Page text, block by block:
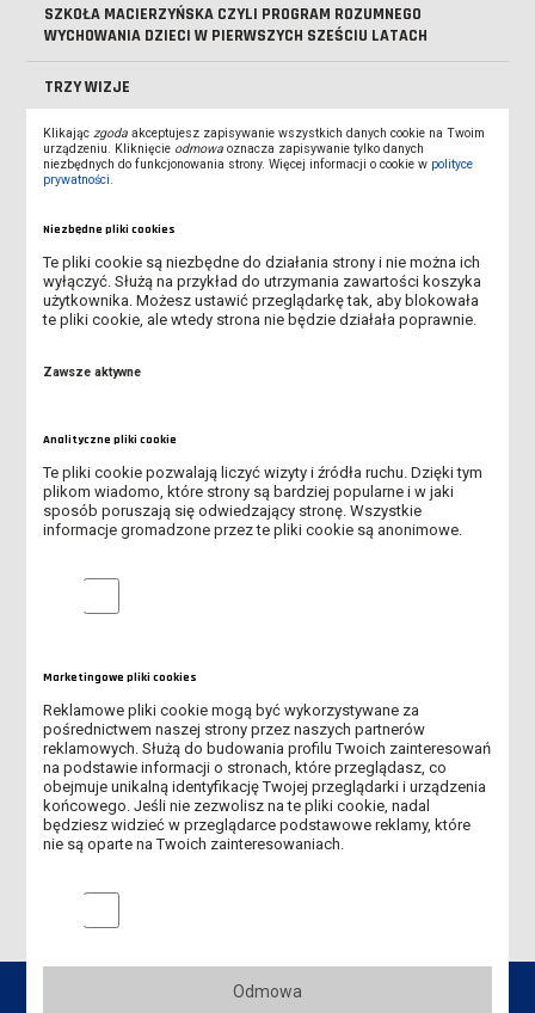
SZKOŁA MACIERZYŃSKA CZYLI PROGRAM ROZUMNEGO
WYCHOWANIA DZIECI W PIERWSZYCH SZEŚCIU LATACH
TRZY WIZJE
PODSTAWY I ZASTOSOWANIA EKOLOGII KRAJOBRAZU. CZ. 1,
KRAJOBRAZ.
POLSKIM
SOCJALIZACJA W KATEGORIACH WIEKU SPOŁECZNEGO :
DOROSŁOŚĆ I STAROŚĆ
PROCESY ŁĄCZENIOWE W OBWODACH
PODSTAWY MARKETINGU INTERNETOWEGO DLA MAŁYCH FIRM
NISKIEGO NAPIĘCIA
NUMERYCZNA ANALIZA SYSTEMÓW DYNAMICZNYCH
BONUM FASTUM FORTUNATUMQUE
TEORIA PEDAGOGICZNA
Klikając zgoda akceptujesz zapisywanie wszystkich danych cookie na Twoim
urządzeniu. Kliknięcie odmowa oznacza zapisywanie tylko danych
niezbędnych do funkcjonowania strony. Więcej informacji o cookie w polityce
prywatności
Niezbędne pliki cookies
Te pliki cookie są niezbędne do działania strony i nie można ich
wyłączyć. Służą na przykład do utrzymania zawartości koszyka
użytkownika. Możesz ustawić przeglądarkę tak, aby blokowała
te pliki cookie, ale wtedy strona nie będzie działała poprawnie.
Zawsze aktywne
Analityczne pliki cookie
Te pliki cookie pozwalają liczyć wizyty i źródła ruchu. Dzięki tym
plikom wiadomo, które strony są bardziej popularne i w jaki
sposób poruszają się odwiedzający stronę. Wszystkie
informacje gromadzone przez te pliki cookie są anonimowe.
Analityczne pliki cookie
Marketingowe pliki cookies
Reklamowe pliki cookie mogą być wykorzystywane za
pośrednictwem naszej strony przez naszych partnerów
reklamowych. Służą do budowania profilu Twoich zainteresowań
na podstawie informacji o stronach, które przeglądasz, co
obejmuje unikalną identyfikację Twojej przeglądarki i urządzenia
końcowego. Jeśli nie zezwolisz na te pliki cookie, nadal
będziesz widzieć w przeglądarce podstawowe reklamy, które
nie są oparte na Twoich zainteresowaniach.
Marketingowe pliki cookies
Odmowa